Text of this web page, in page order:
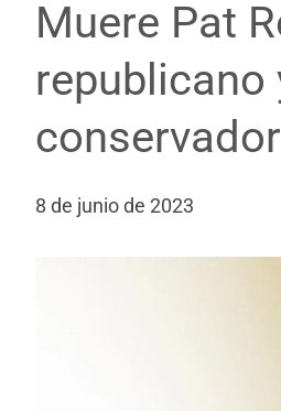
Muere Pat
republicano
8 de junio de 2023